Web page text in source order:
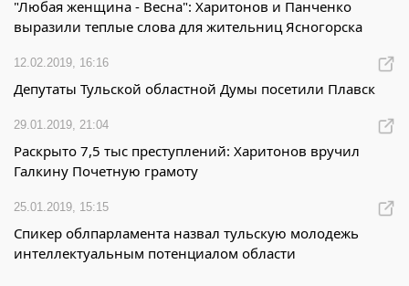
"Любая женщина - Весна": Харитонов и Панченко
выразили теплые слова для жительниц Ясногорска
12.02.2019, 16:16
Депутаты Тульской областной Думы посетили Плавск
29.01.2019, 21:04
Раскрыто 7,5 тыс преступлений: Харитонов вручил
Галкину Почетную грамоту
25.01.2019, 15:15
Спикер облпарламента назвал тульскую молодежь
интеллектуальным потенциалом области